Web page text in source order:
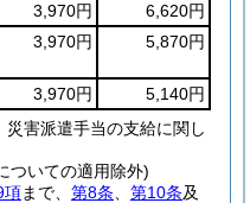
3,970円
6,620円
3,970円 5,870円
3,970円
5,140円
害派遣手当の支給に関し
ついての適用除外)
項まで、 第8条 第10条及